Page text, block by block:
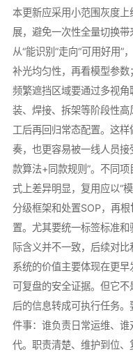
本更新应采用小范围灰度
展，避免一次性全量切换带
从“能识别”走向“可用好用
补光均匀性，再看模型参数
频繁遮挡区域要通过多视
装、焊接、拆架等阶段性
工后再回归常态配置。这
奏，也更容易被一线人员接
款算法+同款规则”。不同
式上差异明显，复用应以“
分级框架和处置SOP，再根
置。尤其要统一标签标准
际含义并不一致，后续对
系统的价值主要体现在更
可复盘的安全证据。但它
后的信息转成可执行任务
件事：谁负责日常运维、
代。职责清楚、维护到位